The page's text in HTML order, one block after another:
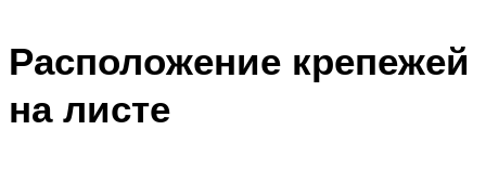
Расположение крепежей
на листе